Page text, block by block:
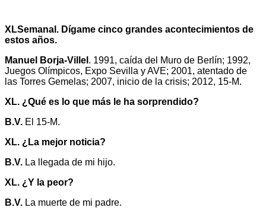
XLSemanal. Dígame cinco grandes acontecimientos de
estos años.
Manuel Borja-Villel . 1991, caída del Muro de Berlín; 1992,
Juegos Olímpicos, Expo Sevilla y AVE; 2001, atentado de
las Torres Gemelas; 2007, inicio de la crisis; 2012, 15-M.
XL. ¿Qué es lo que más le ha sorprendido?
B.V. El 15-M.
XL. ¿La mejor noticia?
B.V. La llegada de mi hijo.
XL. ¿Y la peor?
B.V. La muerte de mi padre.